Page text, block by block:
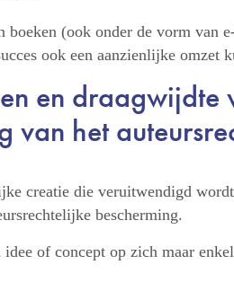
boeken (ook onder de vorm van
ook een aanzienlijke omzet
en draagwijdte
van het
creatie die veruitwendigd
bescherming.
of concept op zich maar